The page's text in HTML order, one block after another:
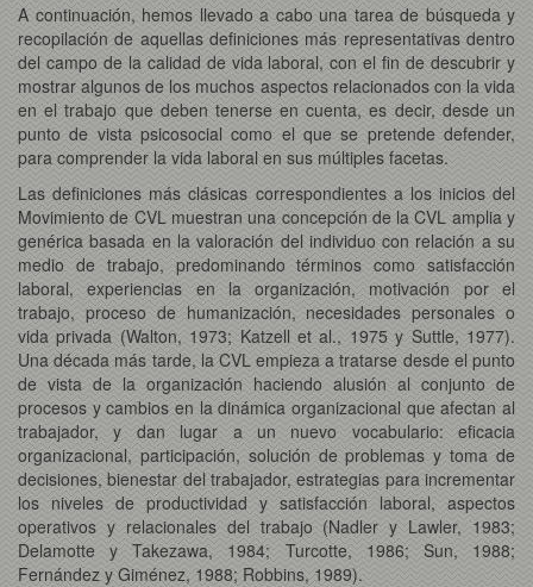
A continuación, hemos llevado a cabo una tarea de búsqueda y
recopilación de aquellas definiciones más representativas dentro
del campo de la calidad de vida laboral, con el fin de descubrir y
mostrar algunos de los muchos aspectos relacionados con la vida
en el trabajo que deben tenerse en cuenta, es decir, desde un
punto de vista psicosocial como el que se pretende defender,
para comprender la vida laboral en sus múltiples facetas.
Las definiciones más clásicas correspondientes a los inicios del
Movimiento de CVL muestran una concepción de la CVL amplia y
genérica basada en la valoración del individuo con relación a su
medio de trabajo, predominando términos como satisfacción
laboral, experiencias en la organización, motivación por el
trabajo, proceso de humanización, necesidades personales o
vida privada (Walton, 1973; Katzell et al., 1975 y Suttle, 1977).
Una década más tarde, la CVL empieza a tratarse desde el punto
de vista de la organización haciendo alusión al conjunto de
procesos y cambios en la dinámica organizacional que afectan al
trabajador, y dan lugar a un nuevo vocabulario: eficacia
organizacional, participación, solución de problemas y toma de
decisiones, bienestar del trabajador, estrategias para incrementar
los niveles de productividad y satisfacción laboral, aspectos
operativos y relacionales del trabajo (Nadler y Lawler, 1983;
Delamotte y Takezawa, 1984; Turcotte, 1986; Sun, 1988;
Fernández y Giménez, 1988; Robbins, 1989).